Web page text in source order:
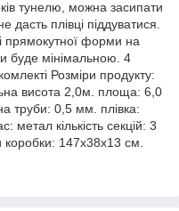
тунелю, можна засипати
плівці піддуватися.
прямокутної форми на
буде мінімальною. 4
Розміри продукту:
висота 2,0м. площа: 6,0
труби: 0,5 мм. плівка:
метал кількість секцій: 3
коробки: 147х38х13 см.